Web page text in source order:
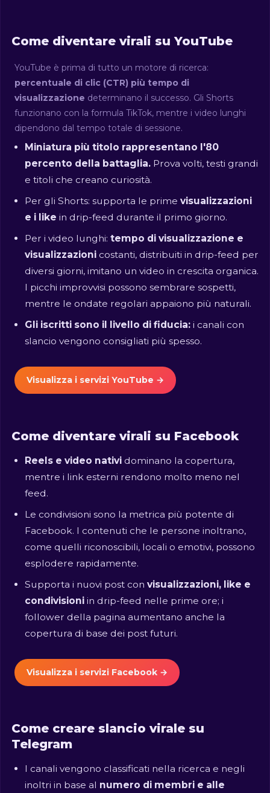
Come diventare virali su YouTube
YouTube è prima di tutto un motore di ricerca:
percentuale di clic (CTR) più tempo di
visualizzazione determinano il successo. Gli Shorts
funzionano con la formula TikTok, mentre i video lunghi
dipendono dal tempo totale di sessione.
Miniatura più titolo rappresentano l'80
percento della battaglia. Prova volti, testi grandi
e titoli che creano curiosità.
Per gli Shorts: supporta le prime visualizzazioni
e i like in drip-feed durante il primo giorno.
Per i video lunghi: tempo di visualizzazione e
visualizzazioni costanti, distribuiti in drip-feed per
diversi giorni, imitano un video in crescita organica.
I picchi improvvisi possono sembrare sospetti,
mentre le ondate regolari appaiono più naturali.
Gli iscritti sono il livello di fiducia: i canali con
slancio vengono consigliati più spesso.
Visualizza i servizi YouTube →
Come diventare virali su Facebook
Reels e video nativi dominano la copertura,
mentre i link esterni rendono molto meno nel
feed.
Le condivisioni sono la metrica più potente di
Facebook. I contenuti che le persone inoltrano,
come quelli riconoscibili, locali o emotivi, possono
esplodere rapidamente.
Supporta i nuovi post con visualizzazioni, like e
condivisioni in drip-feed nelle prime ore; i
follower della pagina aumentano anche la
copertura di base dei post futuri.
Visualizza i servizi Facebook →
Come creare slancio virale su
Telegram
I canali vengono classificati nella ricerca e negli
inoltri in base al numero di membri e alle